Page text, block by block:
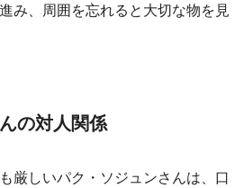
み、周囲を忘れると大切な物を見
の対人関係
厳しいパク・ソジュンさんは、口